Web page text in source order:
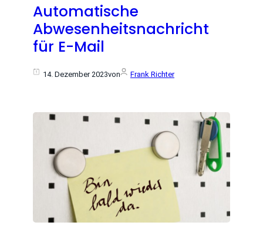
Automatische
Abwesenheitsnachricht
für E-Mail
14. Dezember 2023von Frank Richter